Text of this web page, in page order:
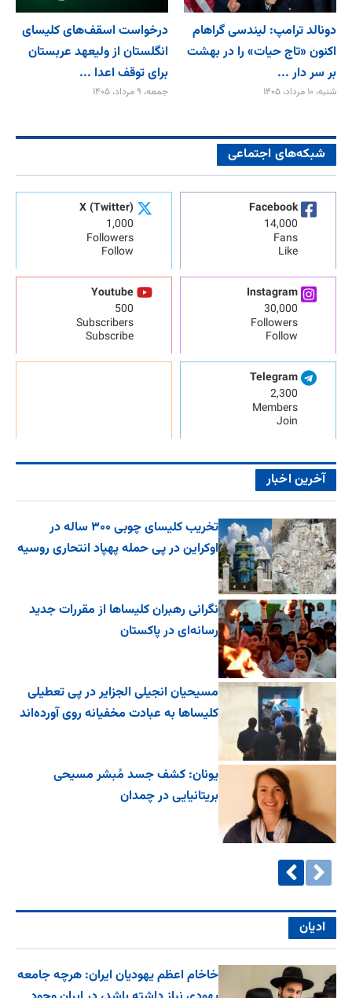
دونالد ترامپ: لیندسی گراهام
اکنون «تاج حیات» را در بهشت
بر سر دار ...
شنبه، ۱۰ مرداد، ۱۴۰۵
درخواست اسقف‌های کلیسای
انگلستان از ولیعهد عربستان
برای توقف اعدا ...
جمعه، ۹ مرداد، ۱۴۰۵
شبکه‌های اجتماعی
Facebook
14,000
Fans
Like
X (Twitter)
1,000
Followers
Follow
Instagram
30,000
Followers
Follow
Youtube
500
Subscribers
Subscribe
Telegram
2,300
Members
Join
آخرین اخبار
تخریب کلیسای چوبی ۳۰۰ ساله در
اوکراین در پی حمله پهپاد انتحاری روسیه
نگرانی رهبران کلیساها از مقررات جدید
رسانه‌ای در پاکستان
مسیحیان انجیلی الجزایر در پی تعطیلی
کلیساها به عبادت مخفیانه روی آورده‌اند
یونان: کشف جسد مُبشر مسیحی
بریتانیایی در چمدان
ادیان
خاخام اعظم یهودیان ایران: هرچه جامعه